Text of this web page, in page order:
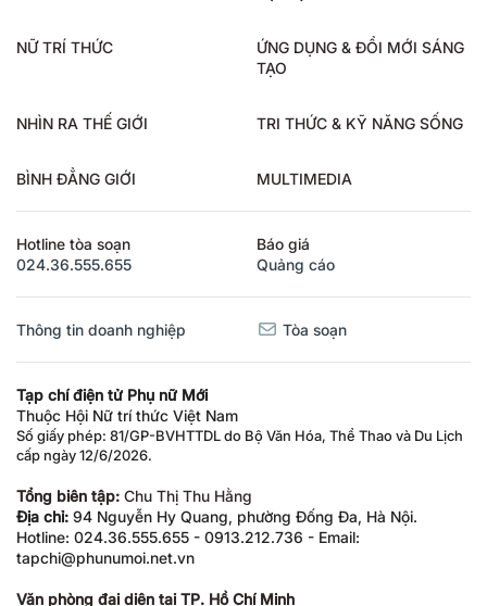
NỮ TRÍ THỨC
ỨNG DỤNG & ĐỔI MỚI SÁNG
TẠO
NHÌN RA THẾ GIỚI TRI THỨC & KỸ NĂNG SỐNG
BÌNH ĐẲNG GIỚI MULTIMEDIA
Hotline tòa soạn
024.36.555.655
Báo giá
Quảng cáo
Thông tin doanh nghiệp Tòa soạn
Tạp chí điện tử Phụ nữ Mới
Thuộc Hội Nữ trí thức Việt Nam
Số giấy phép: 81/GP-BVHTTDL do Bộ Văn Hóa, Thể Thao và Du Lịch
cấp ngày 12/6/2026.
Tổng biên tập: Chu Thị Thu Hằng
Địa chỉ: 94 Nguyễn Hy Quang, phường Đống Đa, Hà Nội.
Hotline: 024.36.555.655 - 0913.212.736 - Email:
tapchi@phunumoi.net.vn
Văn phòng đại diện tại TP. Hồ Chí Minh